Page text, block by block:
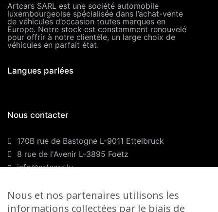
Artcars SARL est une société automobile
luxembourgeoise spécialisée dans l’achat-vente
de véhicules d’occasion toutes marques en
Europe. Notre stock est constamment renouvelé
pour offrir à notre clientèle, un large choix de
véhicules en parfait état.
Langues parlées
Nous contacter
170B rue de Bastogne L-9011 Ettelbruck
8 rue de l'Avenir L-3895 Foetz
info@artcars.lu
GSM :+352 661 701 701
Nous et nos partenaires utilisons les
informations collectées par le biais de